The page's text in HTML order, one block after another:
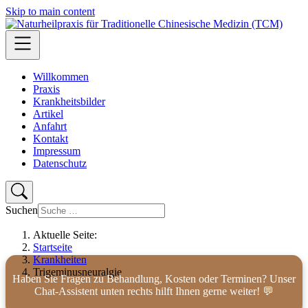
Skip to main content
Willkommen
Praxis
Krankheitsbilder
Artikel
Anfahrt
Kontakt
Impressum
Datenschutz
Suchen
Aktuelle Seite:
Startseite
Krankheiten
Trigeminusneuralgie
Haben Sie Fragen zu Behandlung, Kosten oder Terminen? Unser
Chat-Assistent unten rechts hilft Ihnen gerne weiter! 💬